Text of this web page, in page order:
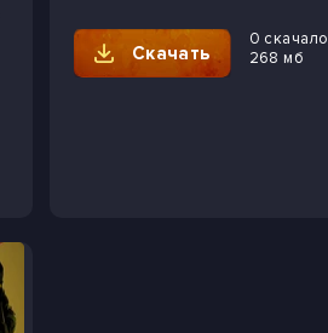
Скачать
0 скачало
268 мб